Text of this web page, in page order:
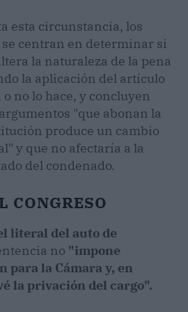
esta circunstancia, los
centran en determinar si
la naturaleza de la pena
la aplicación del artículo
o no lo hace, y concluyen
"que abonan la
produce un cambio
y que no afectaría a la
del condenado.
CONGRESO
literal del auto de
no "impone
para la Cámara y, en
la privación del cargo".